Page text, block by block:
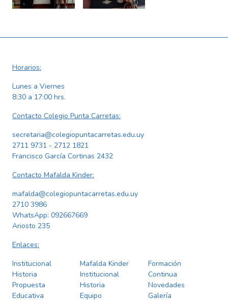
Horarios:
Lunes a Viernes
8:30 a 17:00 hrs.
Contacto Colegio Punta Carretas:
secretaria@colegiopuntacarretas.edu.uy
2711 9731 - 2712 1821
Francisco García Cortinas 2432
Contacto Mafalda Kinder:
mafalda@colegiopuntacarretas.edu.uy
2710 3986
WhatsApp: 092667669
Ariosto 235
Enlaces:
Institucional
Historia
Propuesta
Educativa
Mafalda Kinder
Institucional
Historia
Equipo
Formación
Continua
Novedades
Galería